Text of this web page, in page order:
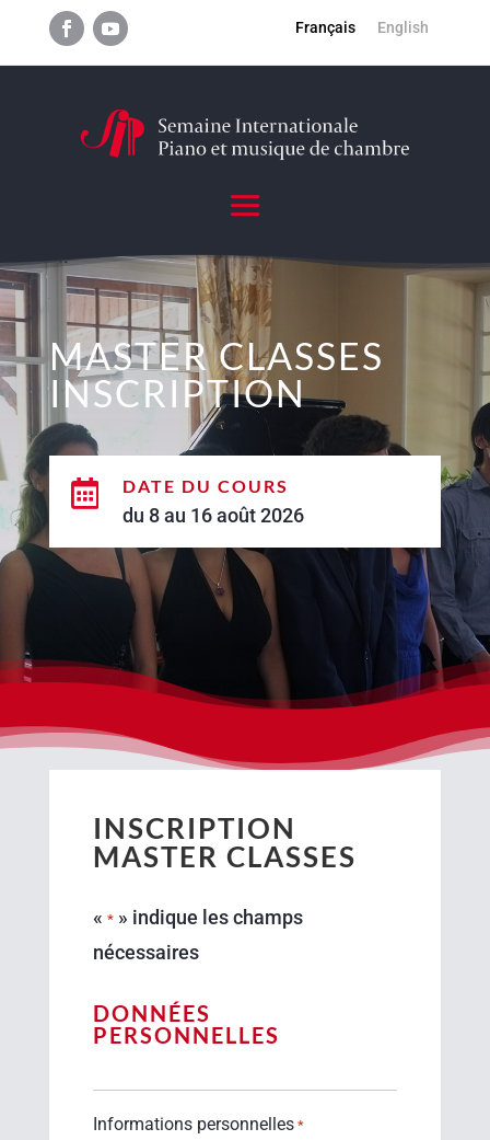
Français English
MASTER CLASSES
INSCRIPTION
 DATE DU COURS
du 8 au 16 août 2026
INSCRIPTION
MASTER CLASSES
« *» indique les champs
nécessaires
DONNÉES
PERSONNELLES
Informations personnelles *